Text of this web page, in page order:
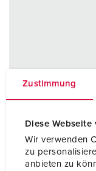
Zustimmung
Diese
Wir verwenden
zu
anbieten zu